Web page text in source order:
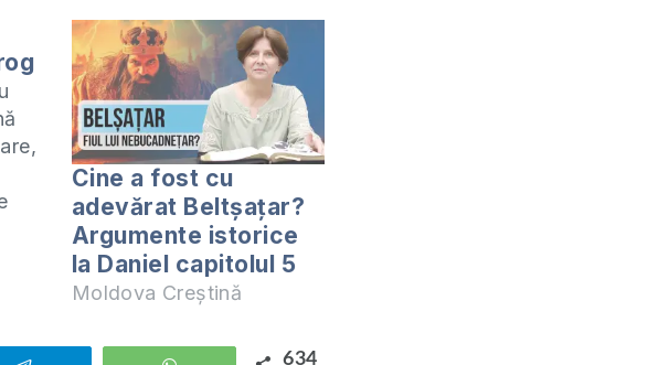
Cine a fost cu
adevărat Beltșațar?
Argumente istorice
la Daniel capitolul 5
Moldova Creștină
634